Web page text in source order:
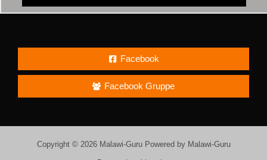
Facebook
Facebook Gruppe
Copyright © 2026 Malawi-Guru Powered by Malawi-Guru